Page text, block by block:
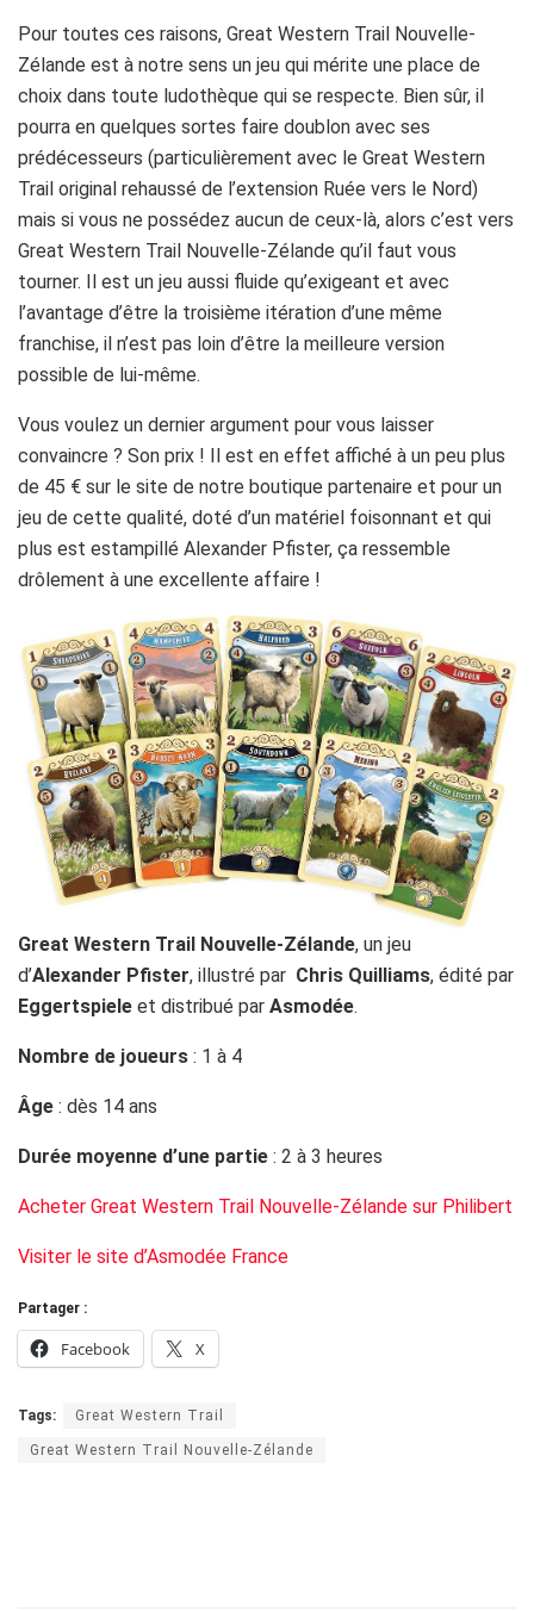
Pour toutes ces raisons, Great Western Trail Nouvelle-
Zélande est à notre sens un jeu qui mérite une place de
choix dans toute ludothèque qui se respecte. Bien sûr, il
pourra en quelques sortes faire doublon avec ses
prédécesseurs (particulièrement avec le Great Western
Trail original rehaussé de l’extension Ruée vers le Nord)
mais si vous ne possédez aucun de ceux-là, alors c’est vers
Great Western Trail Nouvelle-Zélande qu’il faut vous
tourner. Il est un jeu aussi fluide qu’exigeant et avec
l’avantage d’être la troisième itération d’une même
franchise, il n’est pas loin d’être la meilleure version
possible de lui-même.
Vous voulez un dernier argument pour vous laisser
convaincre ? Son prix ! Il est en effet affiché à un peu plus
de 45 € sur le site de notre boutique partenaire et pour un
jeu de cette qualité, doté d’un matériel foisonnant et qui
plus est estampillé Alexander Pfister, ça ressemble
drôlement à une excellente affaire !
Great Western Trail Nouvelle-Zélande, un jeu
d’Alexander Pfister, illustré par Chris Quilliams, édité par
Eggertspiele et distribué par Asmodée.
Nombre de joueurs : 1 à 4
Âge : dès 14 ans
Durée moyenne d’une partie : 2 à 3 heures
Acheter Great Western Trail Nouvelle-Zélande sur Philibert
Visiter le site d’Asmodée France
Partager :
Facebook X
Tags: Great Western Trail
Great Western Trail Nouvelle-Zélande